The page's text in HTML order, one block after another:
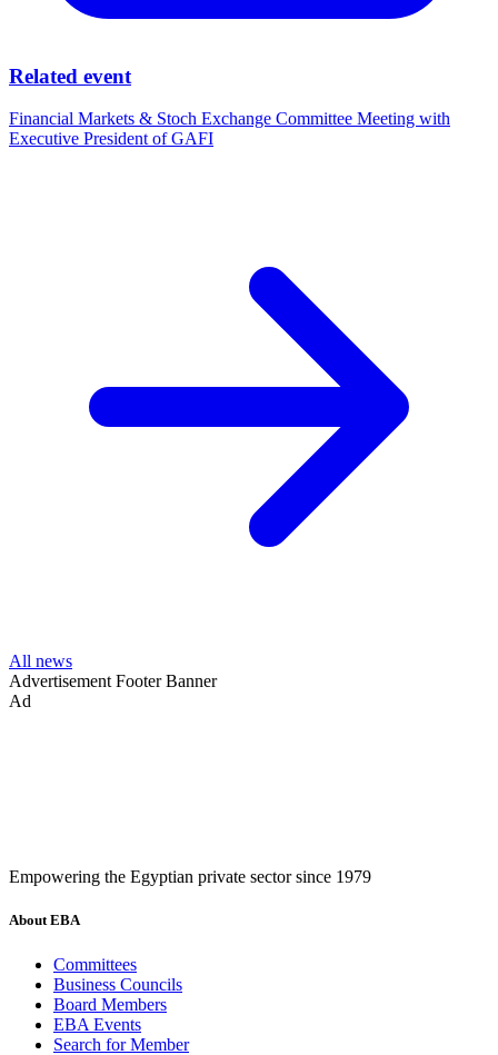
Related event
Financial Markets & Stoch Exchange Committee Meeting with
Executive President of GAFI
All news
Advertisement Footer Banner
Ad
Empowering the Egyptian private sector since 1979
About EBA
Committees
Business Councils
Board Members
EBA Events
Search for Member